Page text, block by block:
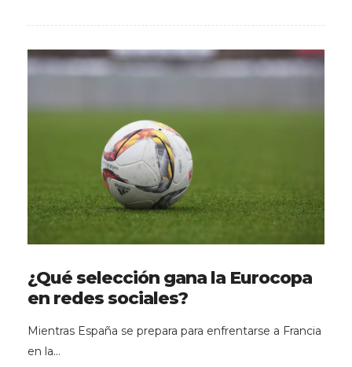
¿Qué selección gana la Eurocopa
en redes sociales?
Mientras España se prepara para enfrentarse a Francia
en la…